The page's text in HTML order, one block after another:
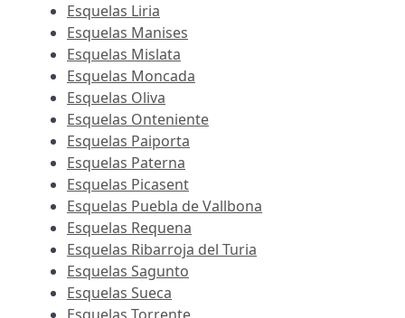
Esquelas Liria
Esquelas Manises
Esquelas Mislata
Esquelas Moncada
Esquelas Oliva
Esquelas Onteniente
Esquelas Paiporta
Esquelas Paterna
Esquelas Picasent
Esquelas Puebla de Vallbona
Esquelas Requena
Esquelas Ribarroja del Turia
Esquelas Sagunto
Esquelas Sueca